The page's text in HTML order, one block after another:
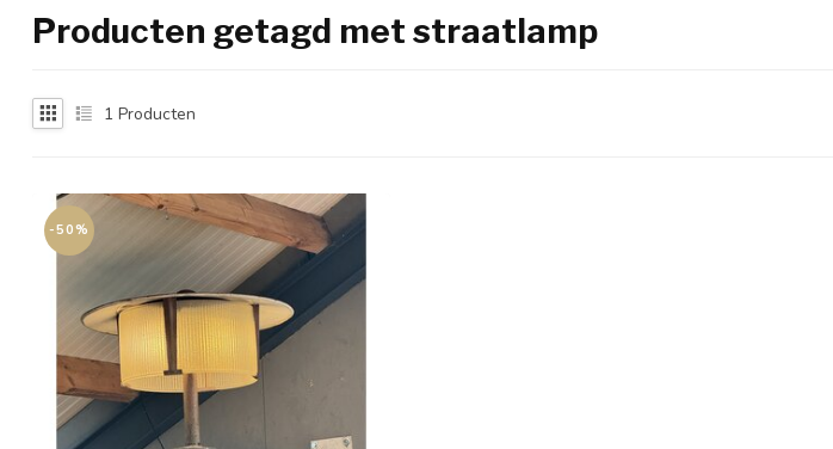
Producten getagd met straatlamp
1 Producten
-50%